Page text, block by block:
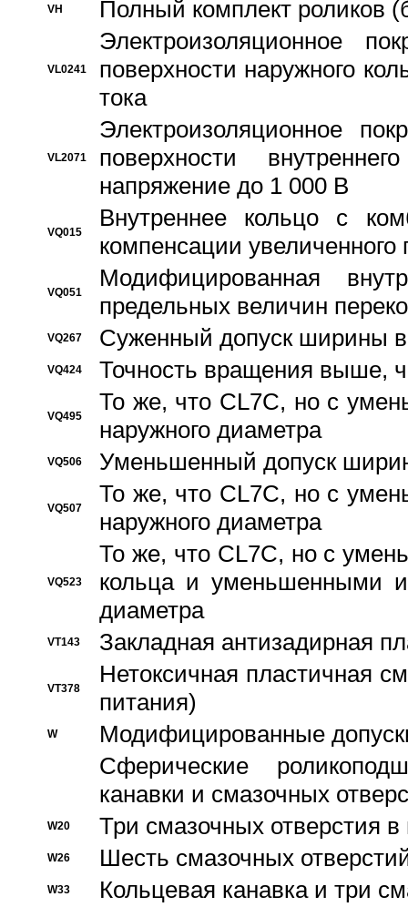
VH Полный комплект роликов
VL0241
Электроизоляционное
поверхности наружного
тока
VL2071
Электроизоляционное
поверхности
напряжение до 1 000 В
VQ015
Bнутреннее кольцо с
компенсации увеличенного
VQ051
Модифицированная
предельных величин
VQ267 Суженный допуск ширины
VQ424 Точность вращения выше,
VQ495
То же, что CL7C, но с
наружного диаметра
VQ506 Уменьшенный допуск
VQ507
То же, что CL7C, но с
наружного диаметра
VQ523
То же, что CL7C, но с
кольца и уменьшенными
диаметра
VT143 Закладная антизадирная
VT378
Нетоксичная пластичная
питания)
W
Модифицированные
Сферические
канавки и смазочных
W20 Три смазочных отверстия
W26 Шесть смазочных
W33 Кольцевая канавка и три